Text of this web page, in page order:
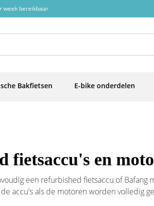
week bereikbaar
Bakfietsen E-bike onderdelen
fietsaccu's en
een refurbished fietsaccu of Bafang
accu's als de motoren worden volledig